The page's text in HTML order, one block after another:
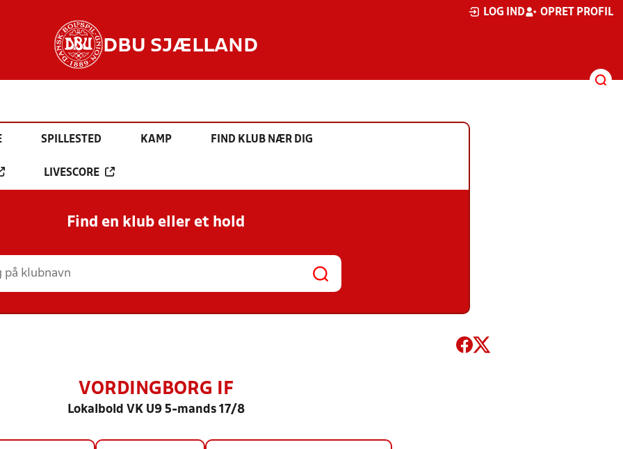
LOG IND OPRET PROFIL
DBU SJÆLLAND
SPILLESTED KAMP FIND KLUB NÆR DIG
LIVESCORE
Find en klub eller et hold
VORDINGBORG IF
Lokalbold VK U9 5-mands 17/8